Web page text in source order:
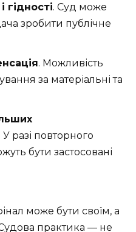
гідності. Суд може
зробити публічне
. Можливість
за матеріальні та
. У разі повторного
бути застосовані
може бути своїм, а
практика — не